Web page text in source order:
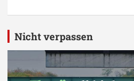
Nicht verpassen